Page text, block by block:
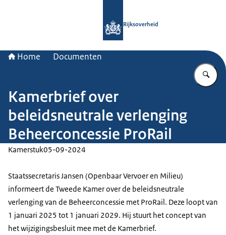
Rijksoverheid
Home Documenten
Kamerbrief over
beleidsneutrale verlenging
Beheerconcessie ProRail
Kamerstuk05-09-2024
Staatssecretaris Jansen (Openbaar Vervoer en Milieu)
informeert de Tweede Kamer over de beleidsneutrale
verlenging van de Beheerconcessie met ProRail. Deze loopt van
1 januari 2025 tot 1 januari 2029. Hij stuurt het concept van
het wijzigingsbesluit mee met de Kamerbrief.